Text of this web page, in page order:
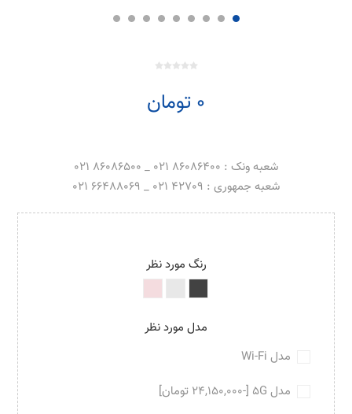
0 تومان
شعبه ونک : 86086400 021 _ 86086500 021
شعبه جمهوری : 42709 021 _ 66488069 021
رنگ مورد نظر
مدل مورد نظر
مدل Wi-Fi
مدل 5G [-24,150,000 تومان]